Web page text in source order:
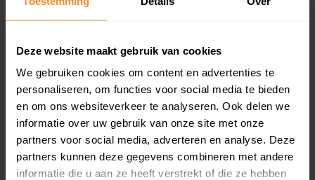
Deze website maakt gebruik van cookies
We gebruiken cookies om content en advertenties te
personaliseren, om functies voor social media te bieden
en om ons websiteverkeer te analyseren. Ook delen we
informatie over uw gebruik van onze site met onze
partners voor social media, adverteren en analyse. Deze
partners kunnen deze gegevens combineren met andere
informatie die u aan ze heeft verstrekt of die ze hebben
Bekijk product
Direct leverbaar